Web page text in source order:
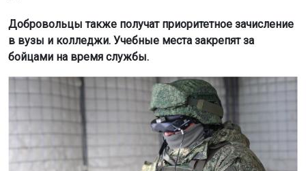
Добровольцы также получат приоритетное зачисление
в вузы и колледжи. Учебные места закрепят за
бойцами на время службы.